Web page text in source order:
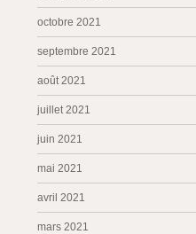
octobre 2021
septembre 2021
août 2021
juillet 2021
juin 2021
mai 2021
avril 2021
mars 2021